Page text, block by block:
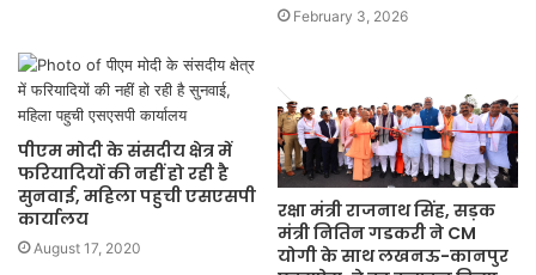
February 3, 2026
पीएम मोदी के संसदीय क्षेत्र में
फरियादियों की नहीं हो रही है
सुनवाई, महिला पहुची एसएसपी
कार्यालय
August 17, 2020
रक्षा मंत्री राजनाथ सिंह, सड़क
मंत्री नितिन गडकरी ने CM
योगी के साथ लखनऊ-कानपुर